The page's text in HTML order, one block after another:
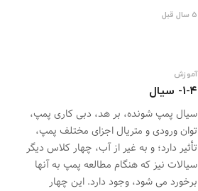
5 سال قبل
آموزش
۱-۴- سیال
سیال پمپ شونده، بر هد، دبی کاری پمپ،
توان ورودی و متریال اجزای مختلف پمپ،
تأثیر دارد؛ و به غیر از آب، چهار کلاس دیگر
سیالات نیز که هنگام مطالعه پمپ به آنها
برخورد می شود، وجود دارد. این چهار